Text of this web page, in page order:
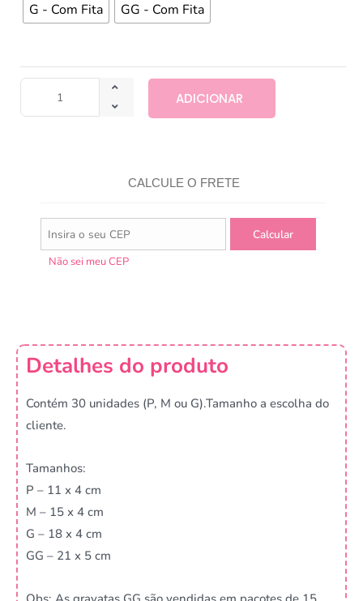
G - Com Fita
GG - Com Fita
ADICIONAR
CALCULE O FRETE
Não sei meu CEP
Detalhes do produto
Contém 30 unidades (P, M ou G).Tamanho a escolha do
cliente.
Tamanhos:
P – 11 x 4 cm
M – 15 x 4 cm
G – 18 x 4 cm
GG – 21 x 5 cm